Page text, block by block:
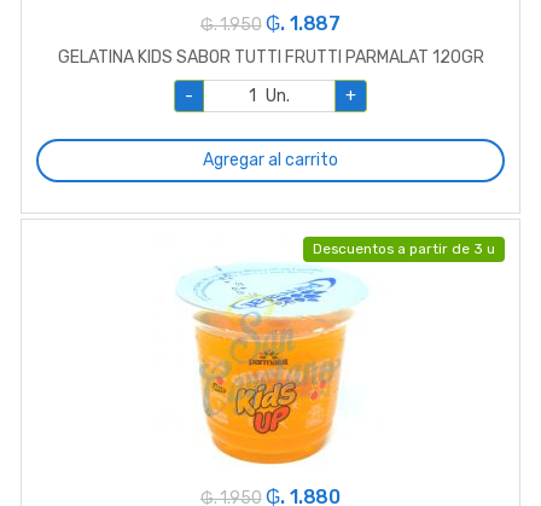
₲. 1.950 ₲. 1.887
GELATINA KIDS SABOR TUTTI FRUTTI PARMALAT 120GR
-
Un. +
Agregar al carrito
Descuentos a partir de 3 u
₲. 1.950 ₲. 1.880